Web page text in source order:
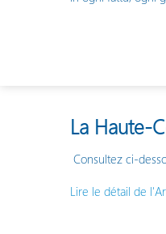
La Haute-
Consultez ci-
Lire le détail de